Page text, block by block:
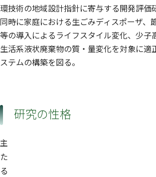
環技術の地域設計指針に寄与する開発評価
同時に家庭における生ごみディスポーザ、
等の導入によるライフスタイル変化、少子
生活系液状廃棄物の質・量変化を対象に適
ステムの構築を図る。
研究の性格
主
た
る